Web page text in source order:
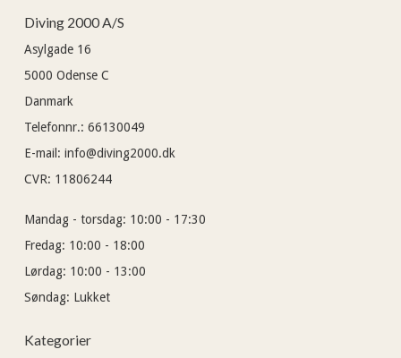
Diving 2000 A/S
Asylgade 16
5000 Odense C
Danmark
Telefonnr.: 66130049
E-mail : info@diving2000.dk
CVR: 11806244
Mandag - torsdag: 10:00 - 17:30
Fredag: 10:00 - 18:00
Lørdag: 10:00 - 13:00
Søndag: Lukket
Kategorier